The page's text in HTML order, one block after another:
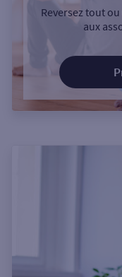
Reversez tout
aux